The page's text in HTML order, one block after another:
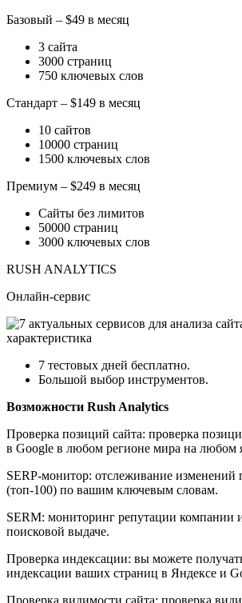
Базовый – $49 в месяц
3 сайта
3000 страниц
750 ключевых слов
Стандарт – $149 в месяц
10 сайтов
10000 страниц
1500 ключевых слов
Премиум – $249 в месяц
Сайты без лимитов
50000 страниц
3000 ключевых слов
RUSH ANALYTICS
Онлайн-сервис
7 тестовых дней бесплатно.
Большой выбор инструментов.
Возможности Rush Analytics
Проверка позиций сайта: проверка
в Google в любом регионе мира на любом
SERP-монитор: отслеживание изменений
(топ-100) по вашим ключевым словам.
SERM: мониторинг репутации компании
поисковой выдаче.
Проверка индексации: вы можете
индексации ваших страниц в Яндексе и
Проверка видимости сайта: проверка